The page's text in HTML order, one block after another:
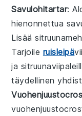
Savulohitartar:
hienonnettua
Lisää
Tarjoile ruisleipä
ja
täydellinen